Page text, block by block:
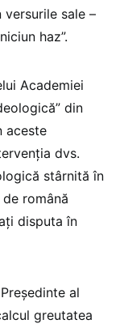
sale –
haz”.
Academiei
din
aceste
dvs.
stârnită în
română
disputa în
al
greutatea